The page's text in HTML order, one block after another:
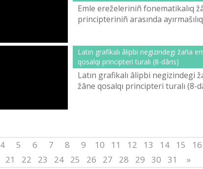
Emle ereželerіnіñ fonematikalıq
principterіnіñ arasında
Latın grafikalı âlіpbi negіzіndegі žaña
qosalqı principterі turalı (8-dârіs)
Latın grafikalı âlіpbi negіzіndegі
žâne qosalqı principterі turalı (8-
4 5 6 7 8 9 10 11 12 13 14 15 16
21
22 23 24 25 26 27 28 29 30 31 »